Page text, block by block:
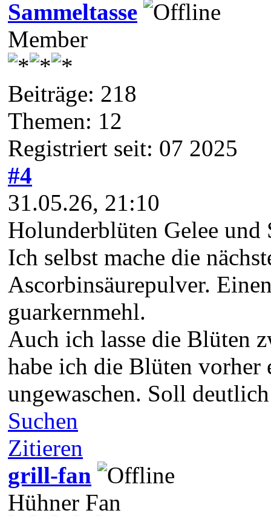
Sammeltasse
Member
Beiträge: 218
Themen: 12
Registriert seit: 07 2025
#4
31.05.26, 21:10
Holunderblüten Gelee und
Ich selbst mache die
Ascorbinsäurepulver.
guarkernmehl.
Auch ich lasse die Blüten
habe ich die Blüten vorher
ungewaschen. Soll
Suchen
Zitieren
grill-fan
Hühner Fan